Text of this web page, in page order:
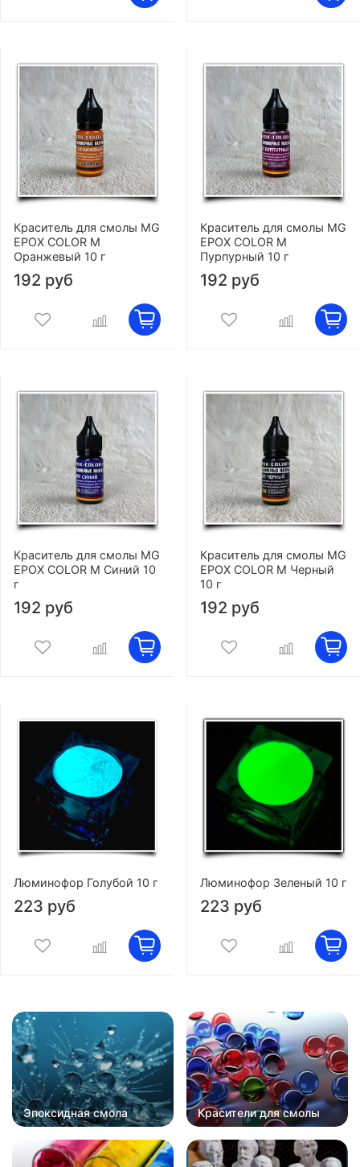
Краситель для смолы MG
EPOX COLOR M
Оранжевый 10 г
192 руб
Краситель для смолы MG
EPOX COLOR M
Пурпурный 10 г
192 руб
Краситель для смолы MG
EPOX COLOR M Синий 10
г
192 руб
Краситель для смолы MG
EPOX COLOR M Черный
10 г
192 руб
Люминофор Голубой 10 г
223 руб
Люминофор Зеленый 10 г
223 руб
Эпоксидная смола Красители для смолы